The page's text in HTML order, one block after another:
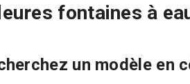
fontaines à
un modèle en